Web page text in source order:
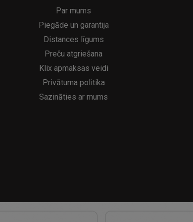
21.95€
Par mums
Piegāde un garantija
Distances līgums
Preču atgriešana
Klix apmaksas veidi
Privātuma politika
Sazināties ar mums